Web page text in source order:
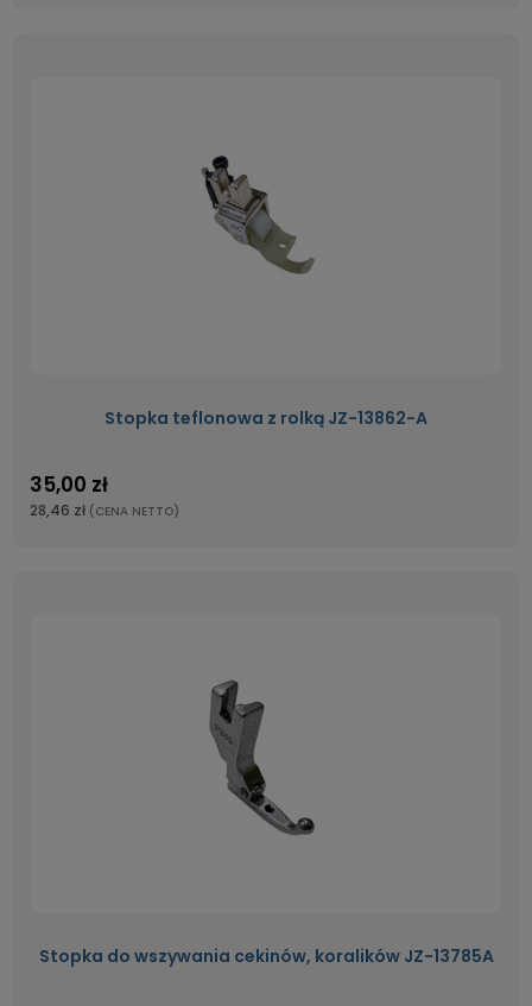
Stopka teflonowa z rolką JZ-13862-A
35,00 zł
28,46 zł (CENA NETTO)
Stopka do wszywania cekinów, koralików JZ-13785A